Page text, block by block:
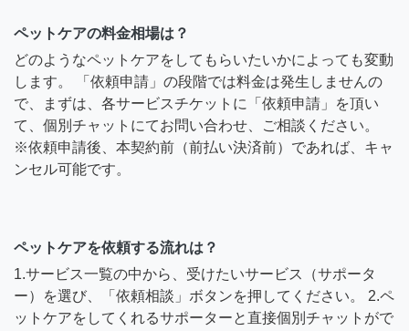
ペットケアの料金相場は？
どのようなペットケアをしてもらいたいかによっても変動
します。 「依頼申請」の段階では料金は発生しませんの
で、まずは、各サービスチケットに「依頼申請」を頂い
て、個別チャットにてお問い合わせ、ご相談ください。
※依頼申請後、本契約前（前払い決済前）であれば、キャ
ンセル可能です。
ペットケアを依頼する流れは？
1.サービス一覧の中から、受けたいサービス（サポータ
ー）を選び、「依頼相談」ボタンを押してください。 2.ペ
ットケアをしてくれるサポーターと直接個別チャットがで